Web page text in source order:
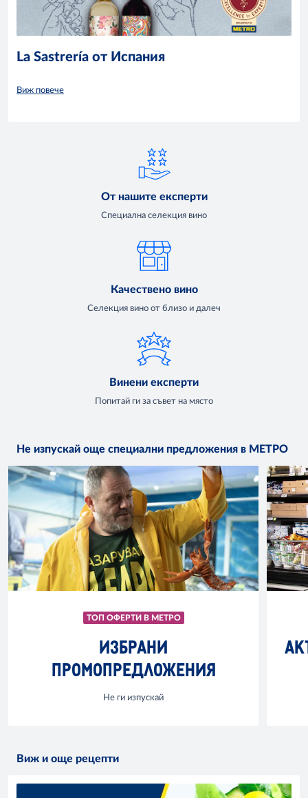
La Sastrería от Испания
Виж повече
От нашите експерти
Специална селекция вино
Качествено вино
Селекция вино от близо и далеч
Винени експерти
Попитай ги за съвет на място
Не изпускай още специални предложения в МЕТРО
ТОП ОФЕРТИ В МЕТРО
ИЗБРАНИ
ПРОМОПРЕДЛОЖЕНИЯ
Не ги изпускай
Виж и още рецепти